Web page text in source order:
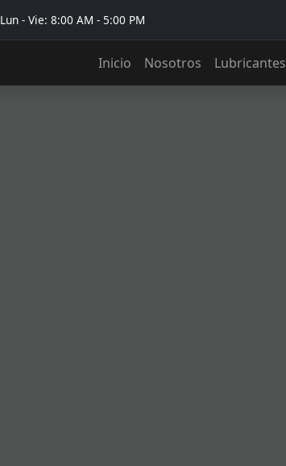
Lun - Vie: 8:00 AM - 5:00 PM
Inicio Nosotros Lubricantes